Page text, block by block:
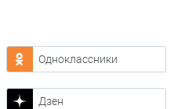
Одноклассники
Дзен